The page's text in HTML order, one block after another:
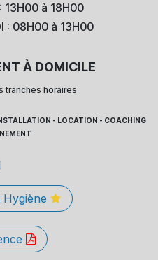
13H00 à 18H00
: 08H00 à 13H00
À DOMICILE
tranches horaires
- LOCATION - COACHING
Hygiène